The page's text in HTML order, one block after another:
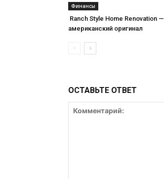
Финансы
Ranch Style Home Renovation —
американский оригинал
ОСТАВЬТЕ ОТВЕТ